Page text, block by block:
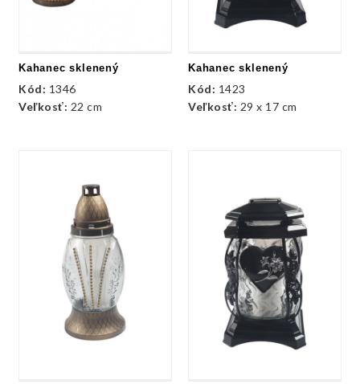
Kahanec sklenený
Kód: 1346
Veľkosť: 22 cm
Kahanec sklenený
Kód: 1423
Veľkosť: 29 x 17 cm